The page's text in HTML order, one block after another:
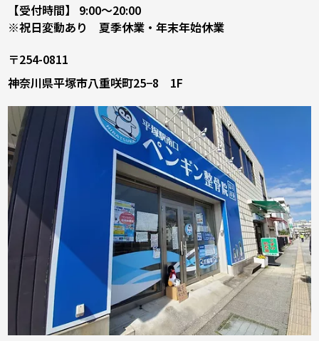
【受付時間】 9:00～20:00
※祝日変動あり 夏季休業・年末年始休業
〒254-0811
神奈川県平塚市八重咲町25−8 1F